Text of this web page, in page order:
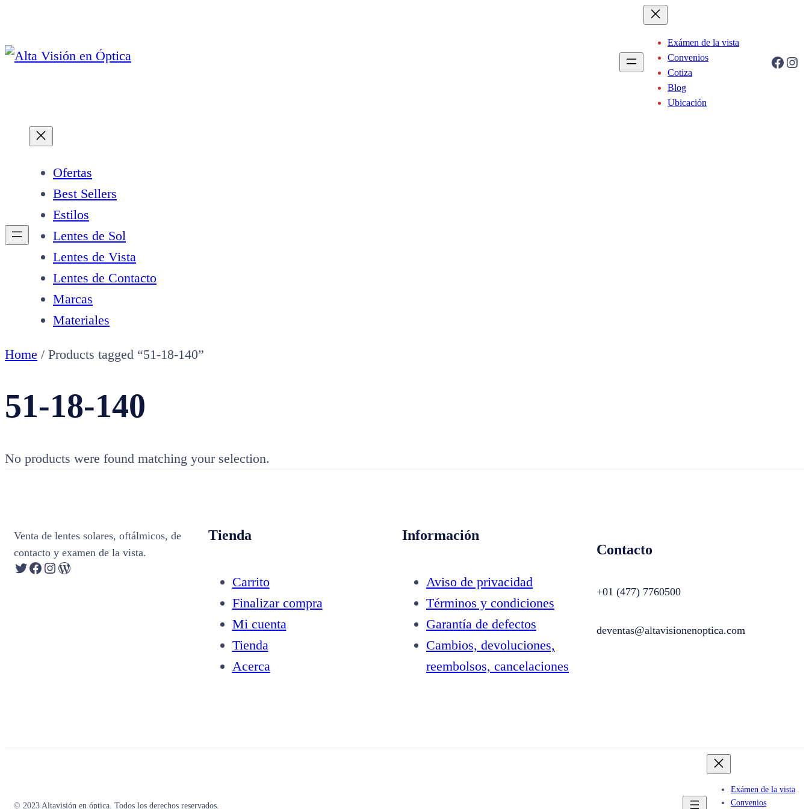
contenido
Exámen de la vista
Convenios
Cotiza
Blog
Ubicación
Facebook Instagram
Ofertas
Best Sellers
Estilos
Lentes de Sol
Lentes de Vista
Lentes de Contacto
Marcas
Materiales
Home / Products tagged “51-18-140”
51-18-140
No products were found matching your selection.
Venta de lentes solares, oftálmicos, de
contacto y examen de la vista.
Twitter Facebook Instagram WordPress
Tienda
Carrito
Finalizar compra
Mi cuenta
Tienda
Acerca
Información
Aviso de privacidad
Términos y condiciones
Garantía de defectos
Cambios, devoluciones,
reembolsos, cancelaciones
Contacto
+01 (477) 7760500
deventas@altavisionenoptica.com
© 2023 Altavisión en óptica. Todos los derechos reservados.
Exámen de la vista
Convenios